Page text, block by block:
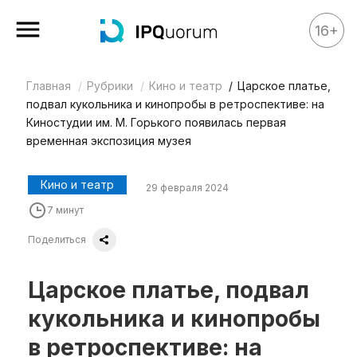
Все материалы
Аналитика
Аналитика
Legal review
События
IPQ.365
Квиз
О нас
Календарь
16+
Главная Рубрики Кино и театр
Царское платье,
подвал кукольника и кинопробы в ретроспективе: на
Киностудии им. М. Горького появилась первая
временная экспозиция музея
Кино и театр
29 февраля 2024
7 минут
Поделиться
Царское платье, подвал
кукольника и кинопробы
в ретроспективе: на